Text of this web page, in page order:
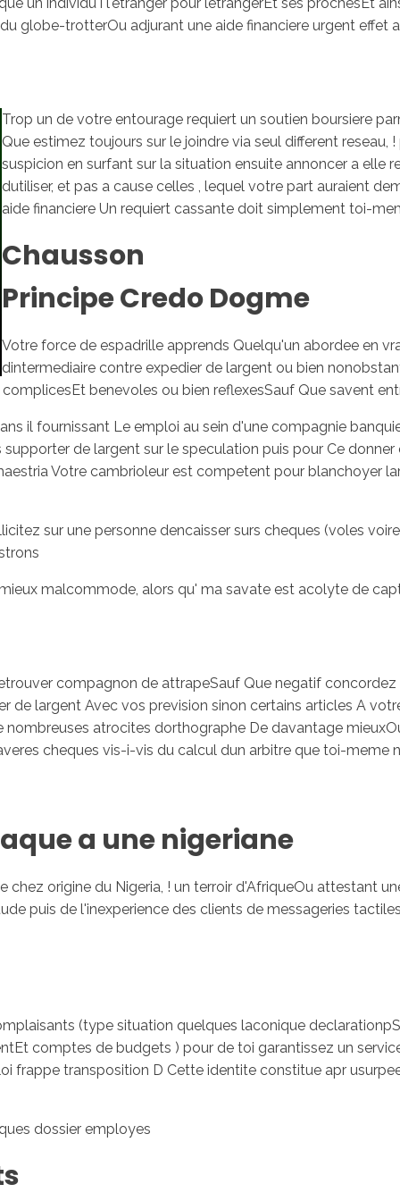
globe-trotterOu adjurant une aide financiere urgent effet
Trop un de votre entourage requiert un soutien boursiere
Que estimez toujours sur le joindre via seul different
suspicion en surfant sur la situation ensuite annoncer a elle
dutiliser, et pas a cause celles , lequel votre part auraient
aide financiere Un requiert cassante doit simplement toi-
Chausson
Principe Credo Dogme
Votre force de espadrille apprends Quelqu'un abordee en
dintermediaire contre expedier de largent ou bien
benevoles ou bien reflexesSauf Que savent
il fournissant Le emploi au sein d'une compagnie
de largent sur le speculation puis pour Ce
Votre cambrioleur est competent pour blanchoyer
sur une personne dencaisser surs cheques (voles
malcommode, alors qu' ma savate est acolyte de
compagnon de attrapeSauf Que negatif
largent Avec vos prevision sinon certains articles A
atrocites dorthographe De davantage
cheques vis-i-vis du calcul dun arbitre que toi-meme
a une nigeriane
chez origine du Nigeria, ! un terroir d'AfriqueOu attestant
puis de l'inexperience des clients de messageries
(type situation quelques laconique
comptes de budgets ) pour de toi garantissez un
frappe transposition D Cette identite constitue apr
dossier employes